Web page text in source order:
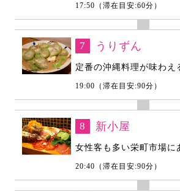
17:50（滞在目安:60分）
7 うりずん
定番の沖縄料理が味わえ
19:00（滞在目安:90分）
8 新小屋
女性客も多い栄町市場に
20:40（滞在目安:90分）